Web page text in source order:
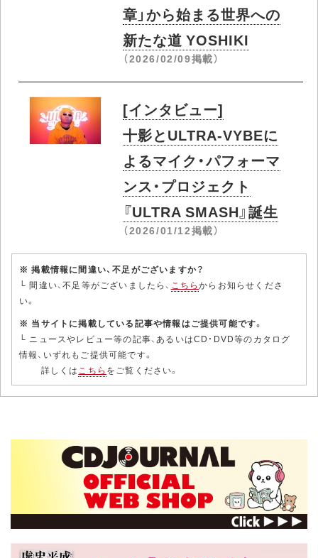
章」から始まる世界への
新たな道 YOSHIKI
（2026/02/09掲載）
[インタビュー]
十影とULTRA-VYBEに
よるマイク・パフォーマ
ンス・プロジェクト
『ULTRA SMASH』誕生
（2026/01/12掲載）
※ 掲載情報に間違い、不足がございますか？
└ 間違い、不足等がございましたら、 こちらからお知らせくださ
い。
※ 当サイトに掲載している記事や情報はご提供可能です。
└ ニュースやレビュー等の記事、あるいはCD・DVD等のカタログ
情報、いずれもご提供可能です。
詳しくはこちら をご覧ください。